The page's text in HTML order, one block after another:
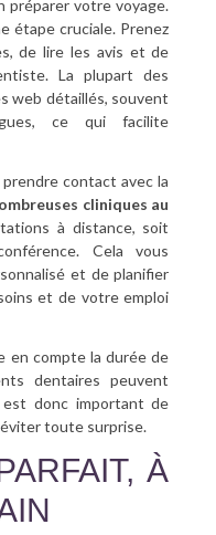
préparer votre voyage.
étape cruciale. Prenez
de lire les avis et de
La plupart des
web détaillés, souvent
ce qui facilite
contact avec la
cliniques au
à distance, soit
Cela vous
et de planifier
et de votre emploi
en compte la durée de
dentaires peuvent
est donc important de
toute surprise.
À